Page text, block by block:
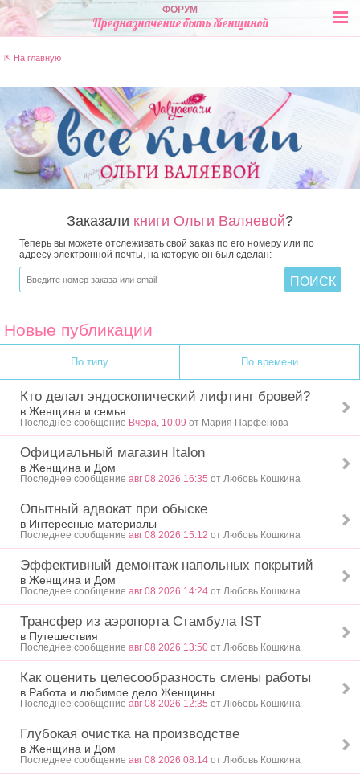
ФОРУМ
Предназначение быть Женщиной
⇱ На главную
Заказали книги Ольги Валяевой?
Теперь вы можете отслеживать свой заказ по его номеру или по
адресу электронной почты, на которую он был сделан:
Новые публикации
По типу По времени
Кто делал эндоскопический лифтинг бровей?
в Женщина и семья
Последнее сообщение Вчера, 10:09 от Мария Парфенова
Официальный магазин Italon
в Женщина и Дом
Последнее сообщение авг 08 2026 16:35 от Любовь Кошкина
Опытный адвокат при обыске
в Интересные материалы
Последнее сообщение авг 08 2026 15:12 от Любовь Кошкина
Эффективный демонтаж напольных покрытий
в Женщина и Дом
Последнее сообщение авг 08 2026 14:24 от Любовь Кошкина
Трансфер из аэропорта Стамбула IST
в Путешествия
Последнее сообщение авг 08 2026 13:50 от Любовь Кошкина
Как оценить целесообразность смены работы
в Работа и любимое дело Женщины
Последнее сообщение авг 08 2026 12:35 от Любовь Кошкина
Глубокая очистка на производстве
в Женщина и Дом
Последнее сообщение авг 08 2026 08:14 от Любовь Кошкина